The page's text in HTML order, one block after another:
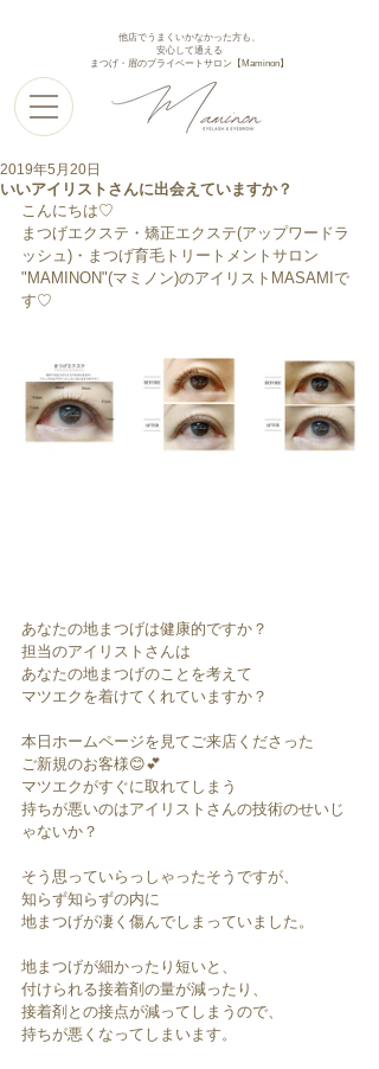
他店でうまくいかなかった方も、
安心して通える
まつげ・眉のプライベートサロン【Maminon】
いいアイリストさんに出会えていますか？
2019年5月20日
こんにちは♡
まつげエクステ・矯正エクステ(アップワードラ
ッシュ)・まつげ育毛トリートメントサロン
"MAMINON"(マミノン)のアイリストMASAMIで
す♡
あなたの地まつげは健康的ですか？
担当のアイリストさんは
あなたの地まつげのことを考えて
マツエクを着けてくれていますか？
本日ホームページを見てご来店くださった
ご新規のお客様😊💕
マツエクがすぐに取れてしまう
持ちが悪いのはアイリストさんの技術のせいじ
ゃないか？
そう思っていらっしゃったそうですが、
知らず知らずの内に
地まつげが凄く傷んでしまっていました。
地まつげが細かったり短いと、
付けられる接着剤の量が減ったり、
接着剤との接点が減ってしまうので、
持ちが悪くなってしまいます。